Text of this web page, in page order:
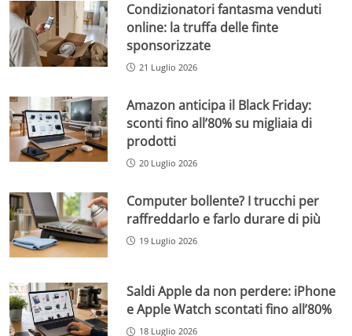
Condizionatori fantasma venduti
online: la truffa delle finte
sponsorizzate
21 Luglio 2026
Amazon anticipa il Black Friday:
sconti fino all’80% su migliaia di
prodotti
20 Luglio 2026
Computer bollente? I trucchi per
raffreddarlo e farlo durare di più
19 Luglio 2026
Saldi Apple da non perdere: iPhone
e Apple Watch scontati fino all’80%
18 Luglio 2026